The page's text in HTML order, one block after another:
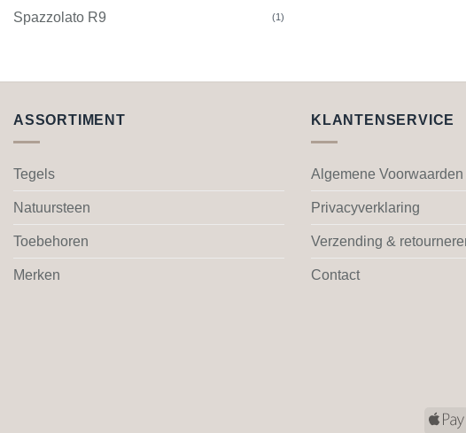
Spazzolato R9 (1)
ASSORTIMENT
Tegels
Natuursteen
Toebehoren
Merken
KLANTENSERVICE
Algemene Voorwaarden
Privacyverklaring
Verzending &
Contact